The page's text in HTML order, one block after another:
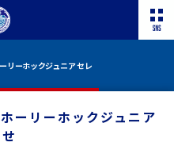
リーホックジュニア セレ
ーリーホックジュニア